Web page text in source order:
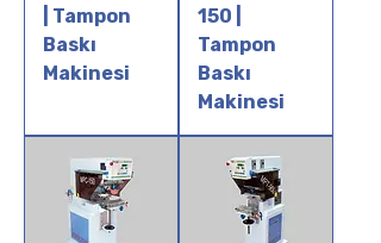
| Tampon
Baskı
Makinesi
150 |
Tampon
Baskı
Makinesi